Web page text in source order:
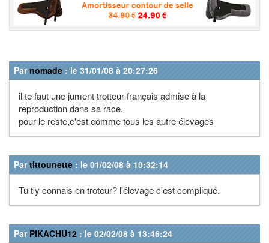
Parnomade : le 31/01/08 à 20:27:26
il te faut une jument trotteur français admise à la
reproduction dans sa race.
pour le reste,c'est comme tous les autre élevages
Partittounette : le 01/02/08 à 10:32:14
Tu t'y connais en troteur? l'élevage c'est compliqué.
Par PIKACHU12 : le 02/02/08 à 13:46:24